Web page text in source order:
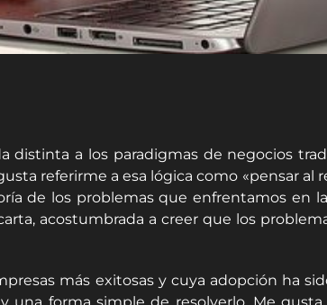
a los paradigmas de negocios
referirme a esa lógica como «pensar al
de los problemas que enfrentamos en
acostumbrada a creer que los
más exitosas y cuya adopción ha